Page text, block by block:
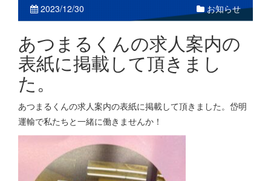
2023/12/30 お知らせ
あつまるくんの求人案内の
表紙に掲載して頂きまし
た。
あつまるくんの求人案内の表紙に掲載して頂きました。岱明
運輸で私たちと一緒に働きませんか！